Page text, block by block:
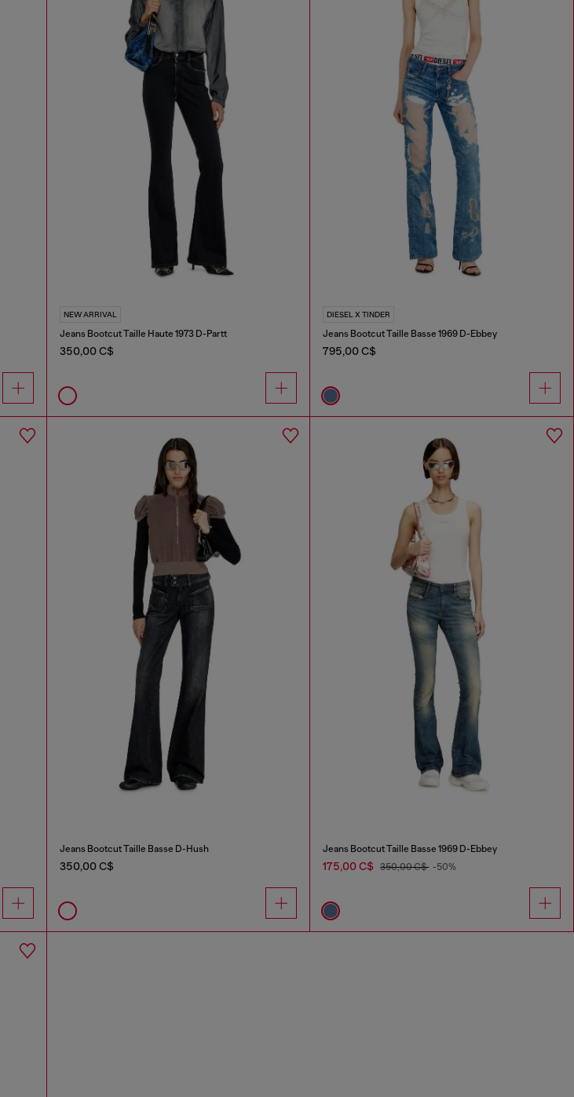
NEW ARRIVAL
Jeans Bootcut Taille Haute 1973 D-Partt
350,00 C$
DIESEL X TINDER
Jeans Bootcut Taille Basse 1969 D-Ebbey
795,00 C$
Jeans Bootcut Taille Basse D-Hush
350,00 C$
Jeans Bootcut Taille Basse 1969 D-Ebbey
175,00 C$ 350,00 C$ -50%